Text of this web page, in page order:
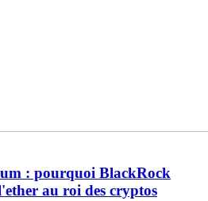
: pourquoi BlackRock
au roi des cryptos